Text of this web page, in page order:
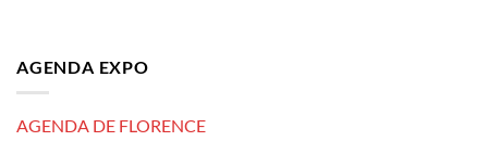
AGENDA EXPO
AGENDA DE FLORENCE